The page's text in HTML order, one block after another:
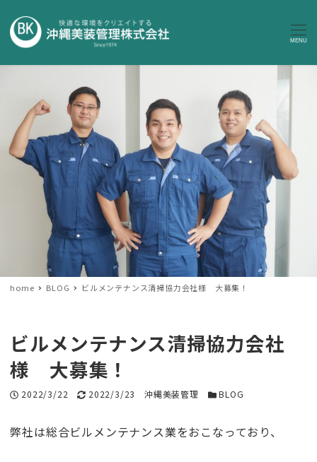
MENU
home BLOG ビルメンテナンス清掃協力会社様 大募集！
ビルメンテナンス清掃協力会社
様 大募集！
投稿日
2022/3/22 更新日
2022/3/23 著者
沖縄美装管理 カテゴリー
BLOG
弊社は総合ビルメンテナンス業をおこなっており、